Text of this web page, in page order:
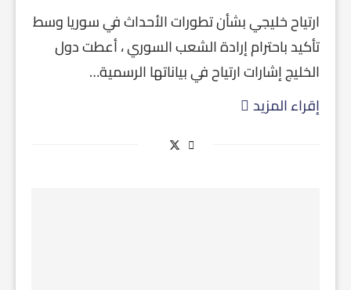
ارتياح خليجي بشأن تطورات الأحداث في سوريا وسط
تأكيد باحترام إرادة الشعب السوري ، أعطت دول
الخليج إشارات ارتياح في بياناتها الرسمية…
إقراء المزيد